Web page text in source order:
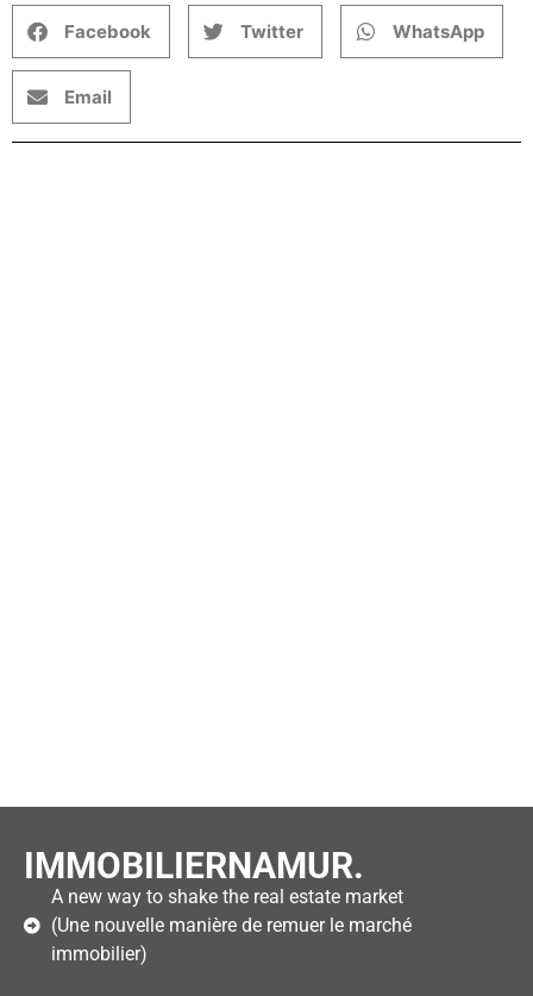
Facebook Twitter WhatsApp
Email
IMMOBILIERNAMUR.
A new way to shake the real estate market
(Une nouvelle manière de remuer le marché
immobilier)